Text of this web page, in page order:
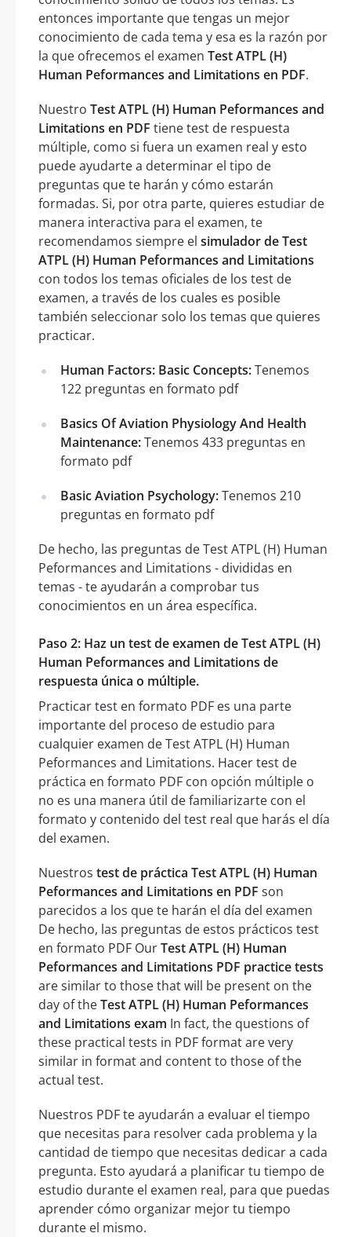
entonces importante que tengas un mejor
conocimiento de cada tema y esa es la razón por
la que ofrecemos el examen Test ATPL (H)
Human Peformances and Limitations en PDF.
Nuestro Test ATPL (H) Human Peformances and
Limitations en PDF tiene test de respuesta
múltiple, como si fuera un examen real y esto
puede ayudarte a determinar el tipo de
preguntas que te harán y cómo estarán
formadas. Si, por otra parte, quieres estudiar de
manera interactiva para el examen, te
recomendamos siempre el simulador de Test
ATPL (H) Human Peformances and Limitations
con todos los temas oficiales de los test de
examen, a través de los cuales es posible
también seleccionar solo los temas que quieres
practicar.
Human Factors: Basic Concepts:Tenemos
122 preguntas en formato pdf
Basics Of Aviation Physiology And Health
Maintenance:Tenemos 433 preguntas en
formato pdf
Basic Aviation Psychology:Tenemos 210
preguntas en formato pdf
De hecho, las preguntas de Test ATPL (H) Human
Peformances and Limitations - divididas en
temas - te ayudarán a comprobar tus
conocimientos en un área específica.
Paso 2: Haz un test de examen de Test ATPL (H)
Human Peformances and Limitations de
respuesta única o múltiple.
Practicar test en formato PDF es una parte
importante del proceso de estudio para
cualquier examen de Test ATPL (H) Human
Peformances and Limitations. Hacer test de
práctica en formato PDF con opción múltiple o
no es una manera útil de familiarizarte con el
formato y contenido del test real que harás el día
del examen.
Nuestros test de práctica Test ATPL (H) Human
Peformances and Limitations en PDF son
parecidos a los que te harán el día del examen
De hecho, las preguntas de estos prácticos test
en formato PDF OurTest ATPL (H) Human
Peformances and Limitations PDF practice tests
are similar to those that will be present on the
day of theTest ATPL (H) Human Peformances
and Limitations exam In fact, the questions of
these practical tests in PDF format are very
similar in format and content to those of the
actual test.
Nuestros PDF te ayudarán a evaluar el tiempo
que necesitas para resolver cada problema y la
cantidad de tiempo que necesitas dedicar a cada
pregunta. Esto ayudará a planificar tu tiempo de
estudio durante el examen real, para que puedas
aprender cómo organizar mejor tu tiempo
durante el mismo.